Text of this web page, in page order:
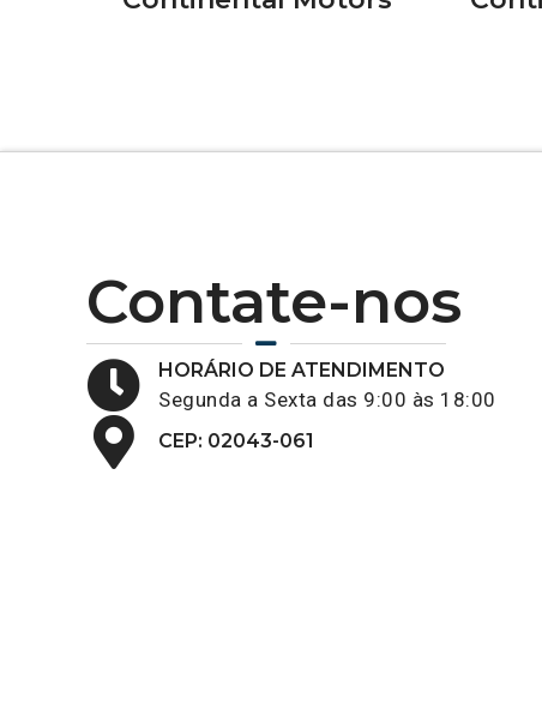
Contate-nos
HORÁRIO DE ATENDIMENTO
Segunda a Sexta das 9:00 às 18:00
CEP: 02043-061